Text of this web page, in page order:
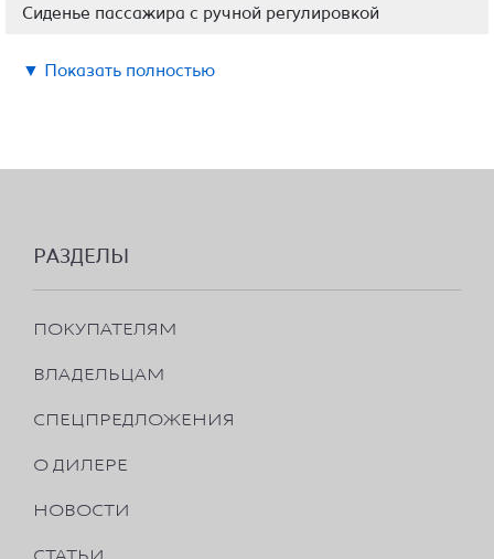
Сиденье пассажира с ручной регулировкой
▼ Показать полностью
РАЗДЕЛЫ
ПОКУПАТЕЛЯМ
ВЛАДЕЛЬЦАМ
СПЕЦПРЕДЛОЖЕНИЯ
О ДИЛЕРЕ
НОВОСТИ
СТАТЬИ